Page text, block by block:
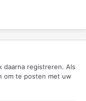
registreren. Als
om te posten met uw